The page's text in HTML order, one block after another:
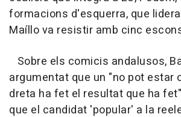
formacions d'esquerra, que
Maíllo va resistir amb cinc
Sobre els comicis andalusos,
argumentat que un "no pot estar
dreta ha fet el resultat que ha
que el candidat 'popular' a la